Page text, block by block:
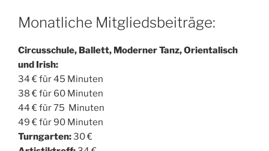
Monatliche Mitgliedsbeiträge:
Circusschule, Ballett, Moderner Tanz, Orientalisch
und Irish:
34 € für 45 Minuten
38 € für 60 Minuten
44 € für 75 Minuten
49 € für 90 Minuten
Turngarten:30 €